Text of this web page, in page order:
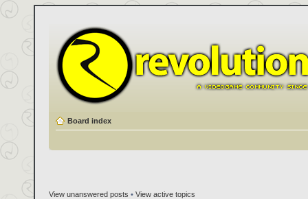
Board index
View unanswered posts • View active topics